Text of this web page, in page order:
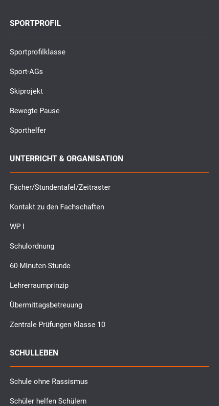
SPORTPROFIL
Sportprofilklasse
Sport-AGs
Skiprojekt
Bewegte Pause
Sporthelfer
UNTERRICHT & ORGANISATION
Fächer/Stundentafel/Zeitraster
Kontakt zu den Fachschaften
WP I
Schulordnung
60-Minuten-Stunde
Lehrerraumprinzip
Übermittagsbetreuung
Zentrale Prüfungen Klasse 10
SCHULLEBEN
Schule ohne Rassismus
Schüler helfen Schülern